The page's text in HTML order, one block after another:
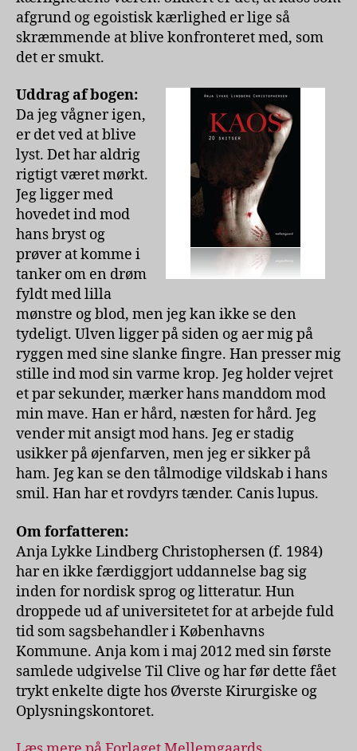
afgrund og egoistisk kærlighed er lige så
skræmmende at blive konfronteret med, som
det er smukt.
Uddrag af bogen:
Da jeg vågner igen,
er det ved at blive
lyst. Det har aldrig
rigtigt været mørkt.
Jeg ligger med
hovedet ind mod
hans bryst og
prøver at komme i
tanker om en drøm
fyldt med lilla
mønstre og blod, men jeg kan ikke se den
tydeligt. Ulven ligger på siden og aer mig på
ryggen med sine slanke fingre. Han presser mig
stille ind mod sin varme krop. Jeg holder vejret
et par sekunder, mærker hans manddom mod
min mave. Han er hård, næsten for hård. Jeg
vender mit ansigt mod hans. Jeg er stadig
usikker på øjenfarven, men jeg er sikker på
ham. Jeg kan se den tålmodige vildskab i hans
smil. Han har et rovdyrs tænder. Canis lupus.
Om forfatteren:
Anja Lykke Lindberg Christophersen (f. 1984)
har en ikke færdiggjort uddannelse bag sig
inden for nordisk sprog og litteratur. Hun
droppede ud af universitetet for at arbejde fuld
tid som sagsbehandler i Københavns
Kommune. Anja kom i maj 2012 med sin første
samlede udgivelse Til Clive og har før dette fået
trykt enkelte digte hos Øverste Kirurgiske og
Oplysningskontoret.